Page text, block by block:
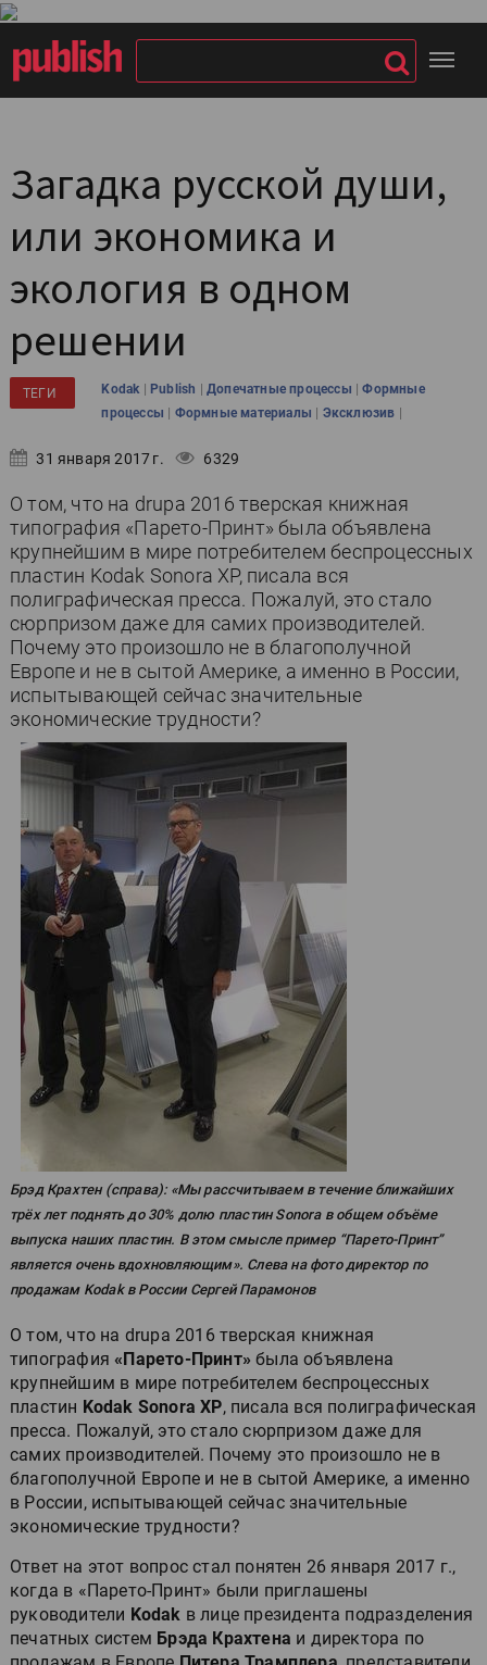
Загадка русской души,
или экономика и
экология в одном
решении
ТЕГИ Kodak | Publish |Допечатные процессы |Формные
процессы | Формные материалы | Эксклюзив |
31 января 2017 г. 6329
О том, что на drupa 2016 тверская книжная
типография «Парето-Принт» была объявлена
крупнейшим в мире потребителем беспроцессных
пластин Kodak Sonora XP, писала вся
полиграфическая пресса. Пожалуй, это стало
сюрпризом даже для самих производителей.
Почему это произошло не в благополучной
Европе и не в сытой Америке, а именно в России,
испытывающей сейчас значительные
экономические трудности?
Брэд Крахтен (справа): «Мы рассчитываем в течение ближайших
трёх лет поднять до 30% долю пластин Sonora в общем объёме
выпуска наших пластин. В этом смысле пример “Парето-Принт”
является очень вдохновляющим». Слева на фото директор по
продажам Kodak в России Сергей Парамонов
О том, что на drupa 2016 тверская книжная
типография «Парето-Принт» была объявлена
крупнейшим в мире потребителем беспроцессных
пластин Kodak Sonora XP, писала вся полиграфическая
пресса. Пожалуй, это стало сюрпризом даже для
самих производителей. Почему это произошло не в
благополучной Европе и не в сытой Америке, а именно
в России, испытывающей сейчас значительные
экономические трудности?
Ответ на этот вопрос стал понятен 26 января 2017 г.,
когда в «Парето-Принт» были приглашены
руководители Kodak в лице президента подразделения
печатных систем Брэда Крахтена и директора по